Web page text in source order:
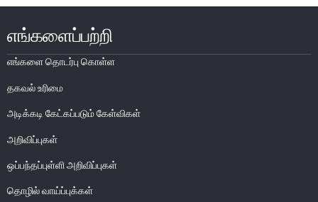
பொதுநோக்கு
நிதியியல் முறைமை உறுதிபாட்டுக் குழு
நிதியியல் முறைமை மேற்பார்வைச் குழு
Financial Stability Review
எங்களைப்பற்றி
எங்களை தொடர்பு கொள்ள
தகவல் உரிமை
அடிக்கடி கேட்கப்படும் கேள்விகள்
அறிவிப்புகள்
ஒப்பந்தப்புள்ளி அறிவிப்புகள்
தொழில் வாய்ப்புக்கள்